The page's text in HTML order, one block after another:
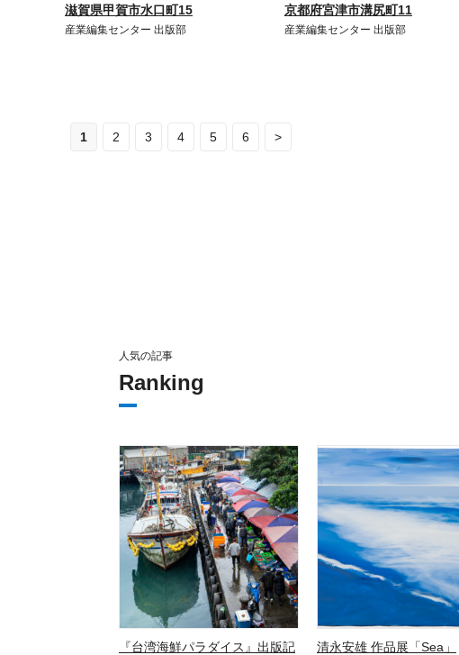
滋賀県甲賀市水口町15
産業編集センター 出版部
京都府宮津市溝尻町11
産業編集センター 出版部
1 2 3 4 5 6 >
人気の記事
Ranking
『台湾海鮮パラダイス』出版記
清永安雄 作品展「Sea」